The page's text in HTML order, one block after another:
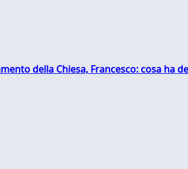
della Chiesa, Francesco: cosa ha